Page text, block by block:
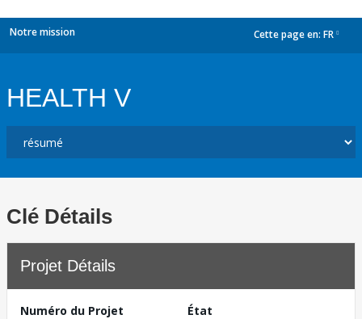
Notre mission Cette page en: FR
HEALTH V
Clé Détails
Projet Détails
Numéro du Projet
État